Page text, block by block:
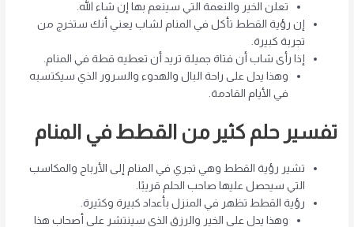
تعلن الخير والنعمة التي سينعم بها إن شاء الله.
إن رؤية القطط تأكل في المنام لشاب يعني أنك ستخرج من
تجربة كبيرة.
إذا رأى شاب أن فتاة جميلة تريد أن تعطيه قطة في المنام.
وهذا يدل على راحة البال والهدوء والسرور الذي سيكتسبه
في الأيام القادمة.
تفسير حلم كثير من القطط في المنام
تشير رؤية القطط وهي تجري في المنام إلى الأرباح والمكاسب
التي سيحصل عليها صاحب الحلم قريبًا.
رؤية القطط تظهر في المنزل بأعداد كبيرة وكثيرة.
وهذا يدل على الخير والرزق الذي سينتشر على أصحاب هذا